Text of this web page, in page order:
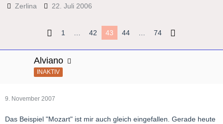
Zerlina 22. Juli 2006
1 … 42 43 44 … 74
Alviano
INAKTIV
9. November 2007
Das Beispiel "Mozart" ist mir auch gleich eingefallen. Gerade heute